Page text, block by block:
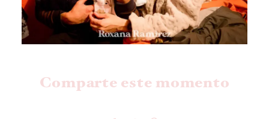
Comparte este momento